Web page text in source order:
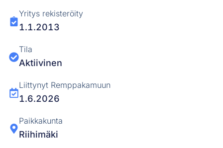
Yritys rekisteröity
1.1.2013
Tila
Aktiivinen
Liittynyt Remppakamuun
1.6.2026
Paikkakunta
Riihimäki